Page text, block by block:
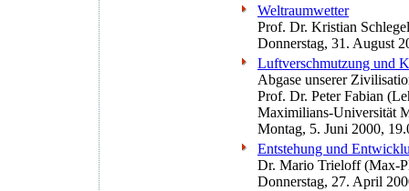
Weltraumwetter
Prof. Dr. Kristian
Donnerstag, 31. August
Luftverschmutzung und
Abgase unserer
Prof. Dr. Peter Fabian
Maximilians-Universität
Montag, 5. Juni 2000,
Entstehung und
Dr. Mario Trieloff (Max-
Donnerstag, 27. April